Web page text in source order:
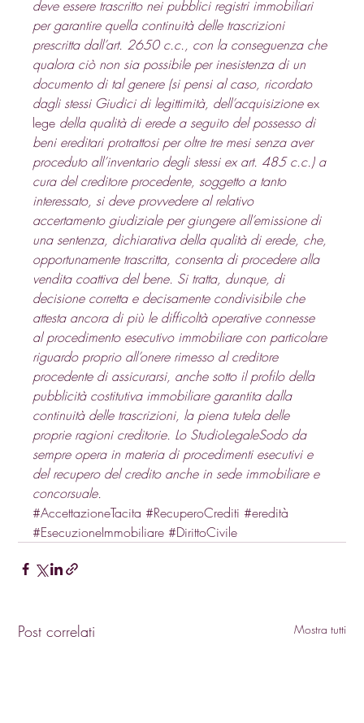
deve essere trascritto nei pubblici registri immobiliari
per garantire quella continuità delle trascrizioni
prescritta dall’art. 2650 c.c., con la conseguenza che
qualora ciò non sia possibile per inesistenza di un
documento di tal genere (si pensi al caso, ricordato
dagli stessi Giudici di legittimità, dell’acquisizione ex
lege della qualità di erede a seguito del possesso di
beni ereditari protrattosi per oltre tre mesi senza aver
proceduto all’inventario degli stessi ex art. 485 c.c.) a
cura del creditore procedente, soggetto a tanto
interessato, si deve provvedere al relativo
accertamento giudiziale per giungere all’emissione di
una sentenza, dichiarativa della qualità di erede, che,
opportunamente trascritta, consenta di procedere alla
vendita coattiva del bene. Si tratta, dunque, di
decisione corretta e decisamente condivisibile che
attesta ancora di più le difficoltà operative connesse
al procedimento esecutivo immobiliare con particolare
riguardo proprio all’onere rimesso al creditore
procedente di assicurarsi, anche sotto il profilo della
pubblicità costitutiva immobiliare garantita dalla
continuità delle trascrizioni, la piena tutela delle
proprie ragioni creditorie. Lo StudioLegaleSodo da
sempre opera in materia di procedimenti esecutivi e
del recupero del credito anche in sede immobiliare e
concorsuale.
#AccettazioneTacita #RecuperoCrediti #eredità
#EsecuzioneImmobiliare #DirittoCivile
Post correlati Mostra tutti